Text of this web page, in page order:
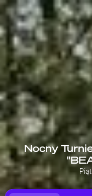
Nocny